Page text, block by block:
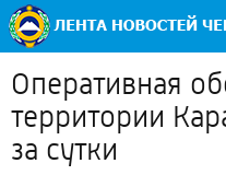
Оперативная
территории
за сутки